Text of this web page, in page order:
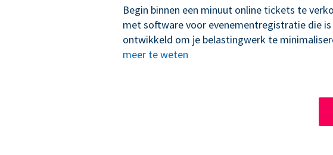
Begin binnen een minuut online tickets te
met software voor evenementregistratie die is
ontwikkeld om je belastingwerk te
meer te weten